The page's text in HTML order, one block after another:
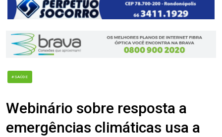
#SAÚDE
Webinário sobre resposta a
emergências climáticas usa a